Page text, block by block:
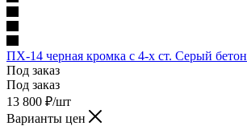
ПХ-14 черная кромка с 4-х ст. Серый бетон
Под заказ
Под заказ
13 800 ₽/шт
Варианты цен